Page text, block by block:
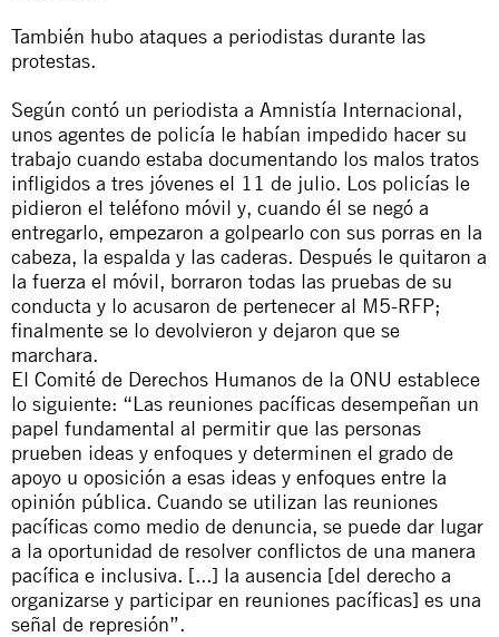
También hubo ataques a periodistas durante las
protestas.
Según contó un periodista a Amnistía Internacional,
unos agentes de policía le habían impedido hacer su
trabajo cuando estaba documentando los malos tratos
infligidos a tres jóvenes el 11 de julio. Los policías le
pidieron el teléfono móvil y, cuando él se negó a
entregarlo, empezaron a golpearlo con sus porras en la
cabeza, la espalda y las caderas. Después le quitaron a
la fuerza el móvil, borraron todas las pruebas de su
conducta y lo acusaron de pertenecer al M5-RFP;
finalmente se lo devolvieron y dejaron que se
marchara.
El Comité de Derechos Humanos de la ONU establece
lo siguiente: “Las reuniones pacíficas desempeñan un
papel fundamental al permitir que las personas
prueben ideas y enfoques y determinen el grado de
apoyo u oposición a esas ideas y enfoques entre la
opinión pública. Cuando se utilizan las reuniones
pacíficas como medio de denuncia, se puede dar lugar
a la oportunidad de resolver conflictos de una manera
pacífica e inclusiva. [...] la ausencia [del derecho a
organizarse y participar en reuniones pacíficas] es una
señal de represión”.